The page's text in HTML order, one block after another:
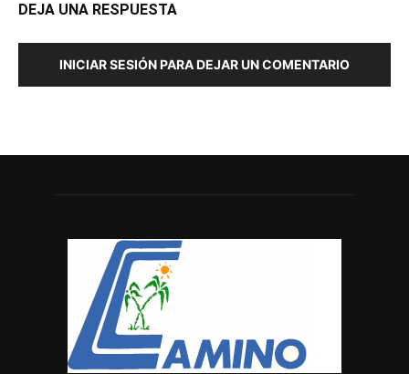
DEJA UNA RESPUESTA
INICIAR SESIÓN PARA DEJAR UN COMENTARIO